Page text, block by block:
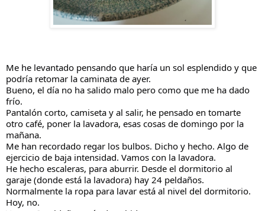
Me he levantado pensando que haría un sol esplendido y que
podría retomar la caminata de ayer.
Bueno, el día no ha salido malo pero como que me ha dado
frío.
Pantalón corto, camiseta y al salir, he pensado en tomarte
otro café, poner la lavadora, esas cosas de domingo por la
mañana.
Me han recordado regar los bulbos. Dicho y hecho. Algo de
ejercicio de baja intensidad. Vamos con la lavadora.
He hecho escaleras, para aburrir. Desde el dormitorio al
garaje (donde está la lavadora) hay 24 peldaños.
Normalmente la ropa para lavar está al nivel del dormitorio.
Hoy, no.